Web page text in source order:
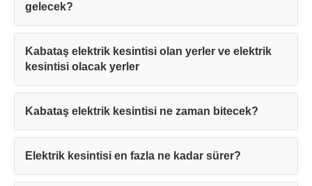
gelecek?
Kabataş elektrik kesintisi olan yerler ve elektrik
kesintisi olacak yerler
Kabataş elektrik kesintisi ne zaman bitecek?
Elektrik kesintisi en fazla ne kadar sürer?